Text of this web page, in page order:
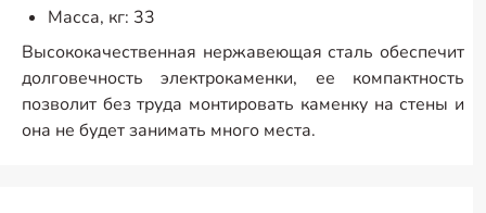
Масса, кг: 33
Высококачественная нержавеющая сталь обеспечит
долговечность электрокаменки, ее компактность
позволит без труда монтировать каменку на стены и
она не будет занимать много места.